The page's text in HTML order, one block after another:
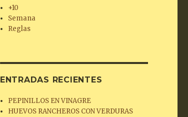
+10
Semana
Reglas
ENTRADAS RECIENTES
PEPINILLOS EN VINAGRE
HUEVOS RANCHEROS CON VERDURAS